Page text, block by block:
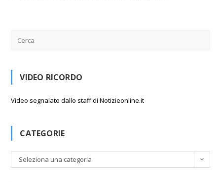
VIDEO RICORDO
Video segnalato dallo staff di Notizieonline.it
CATEGORIE
a
Seleziona una categoria